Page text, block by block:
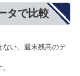
タで比較
ない、週末残高のデ